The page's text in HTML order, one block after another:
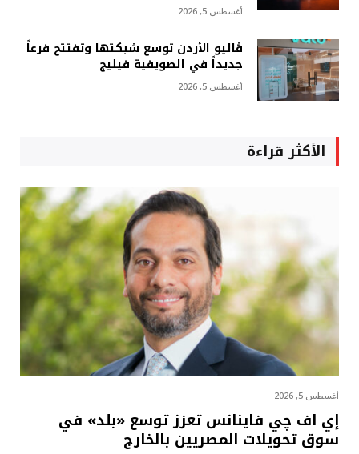
أغسطس 5, 2026
ڤاليو الأردن توسع شبكتها وتفتتح فرعاً
جديداً في الصويفية فيليج
أغسطس 5, 2026
الأكثر قراءة
أغسطس 5, 2026
إي اف چي فاينانس تعزز توسع «بلد» في
سوق تحويلات المصريين بالخارج